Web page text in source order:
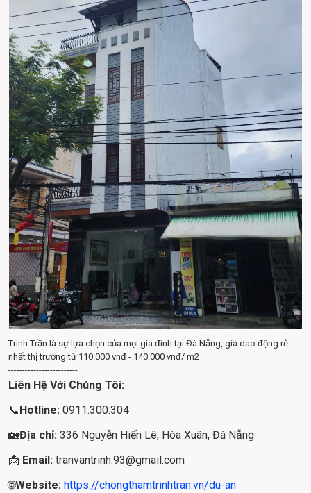
Trinh Trần là sự lựa chọn của mọi gia đình tại Đà Nẵng, giá dao động rẻ
nhất thị trường từ 110.000 vnđ - 140.000 vnđ/ m2
-------------------------
Liên Hệ Với Chúng Tôi:
📞 Hotline: 0911.300.304
🏡Địa chỉ: 336 Nguyễn Hiến Lê, Hòa Xuân, Đà Nẵng.
📩 Email: tranvantrinh.93@gmail.com
🌐Website: https://chongthamtrinhtran.vn/du-an